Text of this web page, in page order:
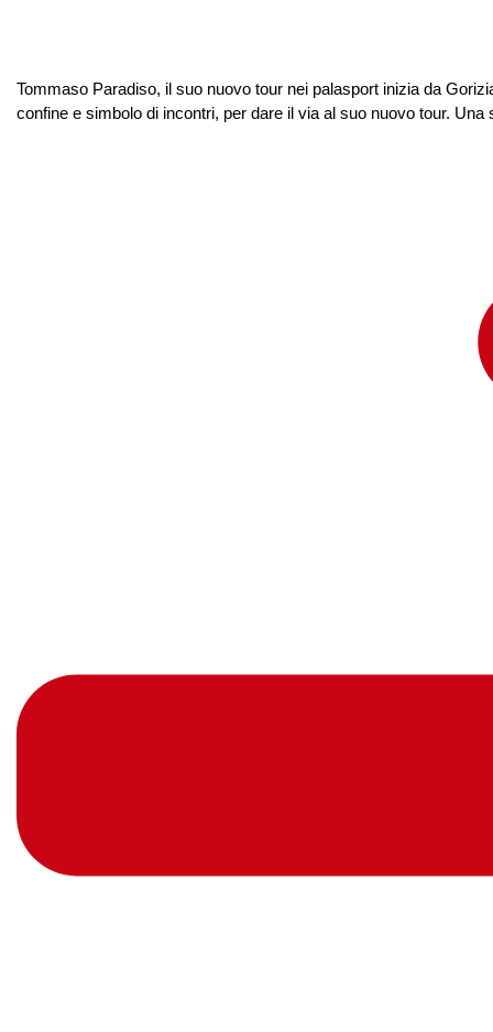
Tommaso Paradiso, il suo nuovo tour nei palasport inizia da
confine e simbolo di incontri, per dare il via al suo nuovo tour.